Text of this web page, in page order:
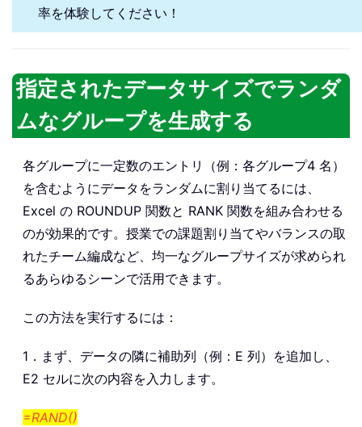
率を体験してください！
指定されたデータサイズでランダ
ムなグループを生成する
各グループに一定数のエントリ（例：各グループ4 名）
を含むようにデータをランダムに割り当てるには、
Excel の ROUNDUP 関数と RANK 関数を組み合わせる
のが効果的です。授業での課題割り当てやバランスの取
れたチーム編成など、均一なグループサイズが求められ
るあらゆるシーンで活用できます。
この方法を実行するには：
1．まず、データの隣に補助列（例：E 列）を追加し、
E2 セルに次の内容を入力します。
=RAND()